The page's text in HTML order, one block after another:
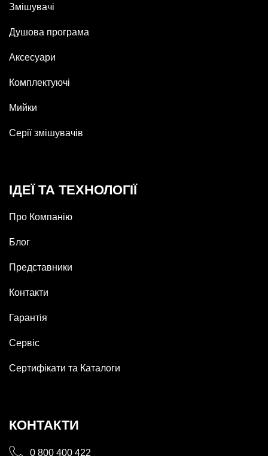
Змішувачі
Душова програма
Аксесуари
Комплектуючі
Мийки
Серії змішувачів
ІДЕЇ ТА ТЕХНОЛОГІЇ
Про Компанію
Блог
Представники
Контакти
Гарантія
Сервіс
Сертифікати та Каталоги
КОНТАКТИ
0 800 400 422